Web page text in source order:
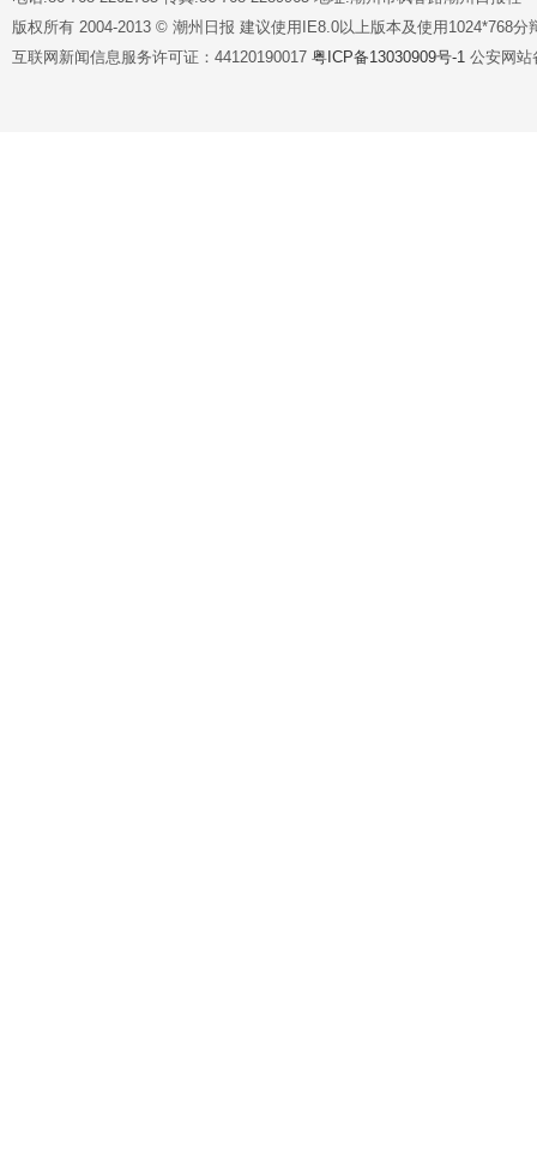
版权所有 2004-2013 © 潮州日报 建议使用IE8.0以上版本及使用1024*768分
互联网新闻信息服务许可证：44120190017 粤ICP备13030909号-1 公安网站